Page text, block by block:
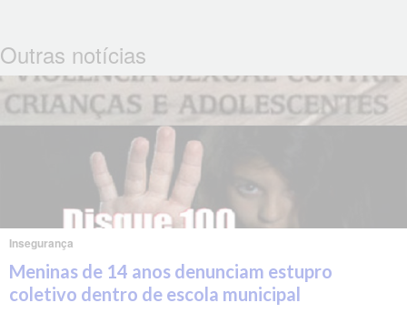
Outras notícias
Insegurança
Meninas de 14 anos denunciam estupro
coletivo dentro de escola municipal